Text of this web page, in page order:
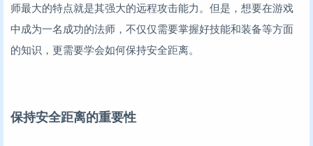
师最大的特点就是其强大的远程攻击能力。但是，想要在游戏
中成为一名成功的法师，不仅仅需要掌握好技能和装备等方面
的知识，更需要学会如何保持安全距离。
保持安全距离的重要性